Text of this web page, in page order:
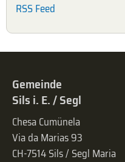
RSS Feed
Gemeinde
Sils i. E. / Segl
Chesa Cumünela
Via da Marias 93
CH-7514 Sils / Segl Maria